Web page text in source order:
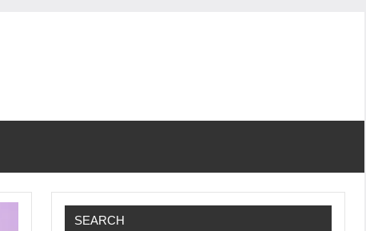
SEARCH